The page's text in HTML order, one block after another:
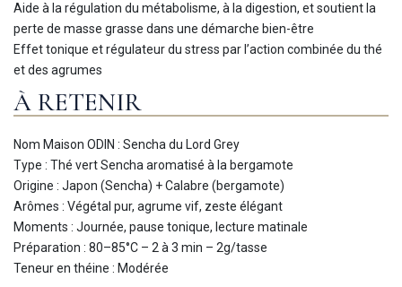
Aide à la régulation du métabolisme, à la digestion, et soutient la
perte de masse grasse dans une démarche bien-être
Effet tonique et régulateur du stress par l’action combinée du thé
et des agrumes
À RETENIR
Nom Maison ODIN : Sencha du Lord Grey
Type : Thé vert Sencha aromatisé à la bergamote
Origine : Japon (Sencha) + Calabre (bergamote)
Arômes : Végétal pur, agrume vif, zeste élégant
Moments : Journée, pause tonique, lecture matinale
Préparation : 80–85°C – 2 à 3 min – 2g/tasse
Teneur en théine : Modérée